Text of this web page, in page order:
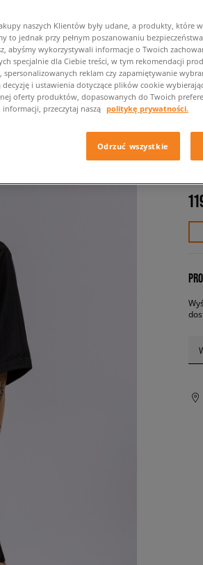
naszych Klientów były udane, a produkty, które
to jednak przy pełnym poszanowaniu
abyśmy wykorzystywali informacje o Twoich
specjalnie dla Ciebie treści, w tym rekomendacji
reklam czy zapamiętywanie
i ustawienia dotyczące plików cookie
oferty produktów, dopasowanych do Twoich
informacji, przeczytaj naszą politykę prywatności.
Odrzuć wszystkie